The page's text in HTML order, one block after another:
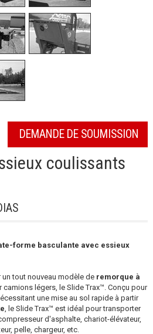
DEMANDE DE SOUMISSION
coulissants
forme basculante avec essieux
un tout nouveau modèle deremorque à
camions légers, le Slide Trax™. Conçu pour
une mise au sol rapide à partir
, le Slide Trax™ est idéal pour transporter
d'asphalte, chariot-élévateur,
pelle, chargeur, etc.